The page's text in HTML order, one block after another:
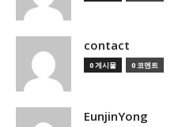
contact
0 게시물 0 코멘트
EunjinYong